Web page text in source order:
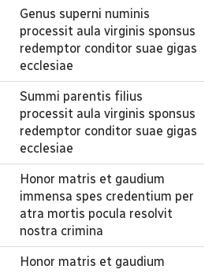
Genus superni numinis
processit aula virginis sponsus
redemptor conditor suae gigas
ecclesiae
Summi parentis filius
processit aula virginis sponsus
redemptor conditor suae gigas
ecclesiae
Honor matris et gaudium
immensa spes credentium per
atra mortis pocula resolvit
nostra crimina
Honor matris et gaudium